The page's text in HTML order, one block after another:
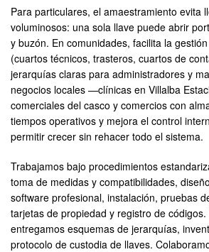
Para particulares, el amaestramiento evita
voluminosos: una sola llave puede abrir
y buzón. En comunidades, facilita la
(cuartos técnicos, trasteros, cuartos de
jerarquías claras para administradores y
negocios locales —clínicas en Villalba
comerciales del casco y comercios con
tiempos operativos y mejora el control
permitir crecer sin rehacer todo el sistema.
Trabajamos bajo procedimientos
toma de medidas y compatibilidades,
software profesional, instalación, pruebas
tarjetas de propiedad y registro de códigos.
entregamos esquemas de jerarquías,
protocolo de custodia de llaves.